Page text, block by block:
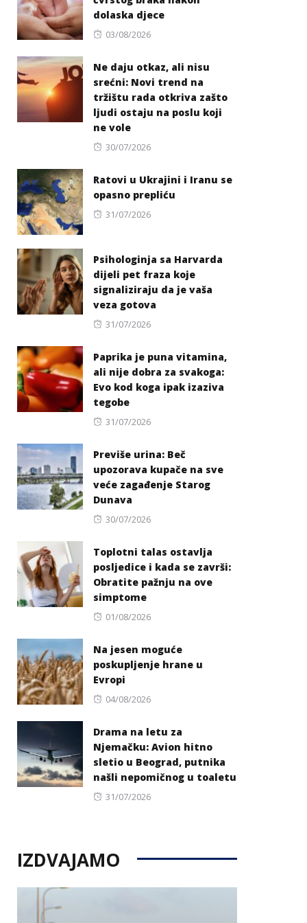
dolaska djece
Posted
03/08/2026
Ne daju otkaz, ali nisu
srećni: Novi trend na
tržištu rada otkriva zašto
ljudi ostaju na poslu koji
ne vole
Posted
30/07/2026
Ratovi u Ukrajini i Iranu se
opasno prepliću
Posted
31/07/2026
Psihologinja sa Harvarda
dijeli pet fraza koje
signaliziraju da je vaša
veza gotova
Posted
31/07/2026
Paprika je puna vitamina,
ali nije dobra za svakoga:
Evo kod koga ipak izaziva
tegobe
Posted
31/07/2026
Previše urina: Beč
upozorava kupače na sve
veće zagađenje Starog
Dunava
Posted
30/07/2026
Toplotni talas ostavlja
posljedice i kada se završi:
Obratite pažnju na ove
simptome
Posted
01/08/2026
Na jesen moguće
poskupljenje hrane u
Evropi
Posted
04/08/2026
Drama na letu za
Njemačku: Avion hitno
sletio u Beograd, putnika
našli nepomičnog u toaletu
Posted
31/07/2026
IZDVAJAMO